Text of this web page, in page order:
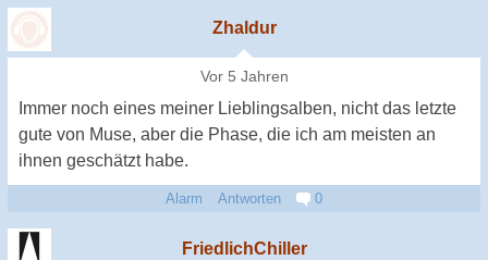
Zhaldur
Vor 5 Jahren
Immer noch eines meiner Lieblingsalben, nicht das letzte
gute von Muse, aber die Phase, die ich am meisten an
ihnen geschätzt habe.
Alarm Antworten 0
FriedlichChiller